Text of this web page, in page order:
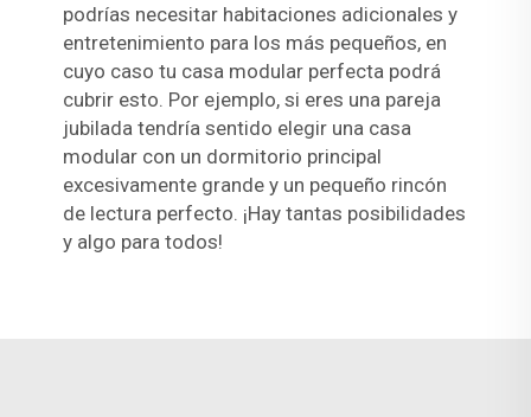
podrías necesitar habitaciones adicionales y
entretenimiento para los más pequeños, en
cuyo caso tu casa modular perfecta podrá
cubrir esto. Por ejemplo, si eres una pareja
jubilada tendría sentido elegir una casa
modular con un dormitorio principal
excesivamente grande y un pequeño rincón
de lectura perfecto. ¡Hay tantas posibilidades
y algo para todos!